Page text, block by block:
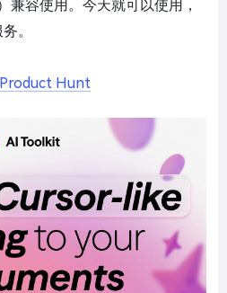
容使用。今天就可以使用，
。
Hunt